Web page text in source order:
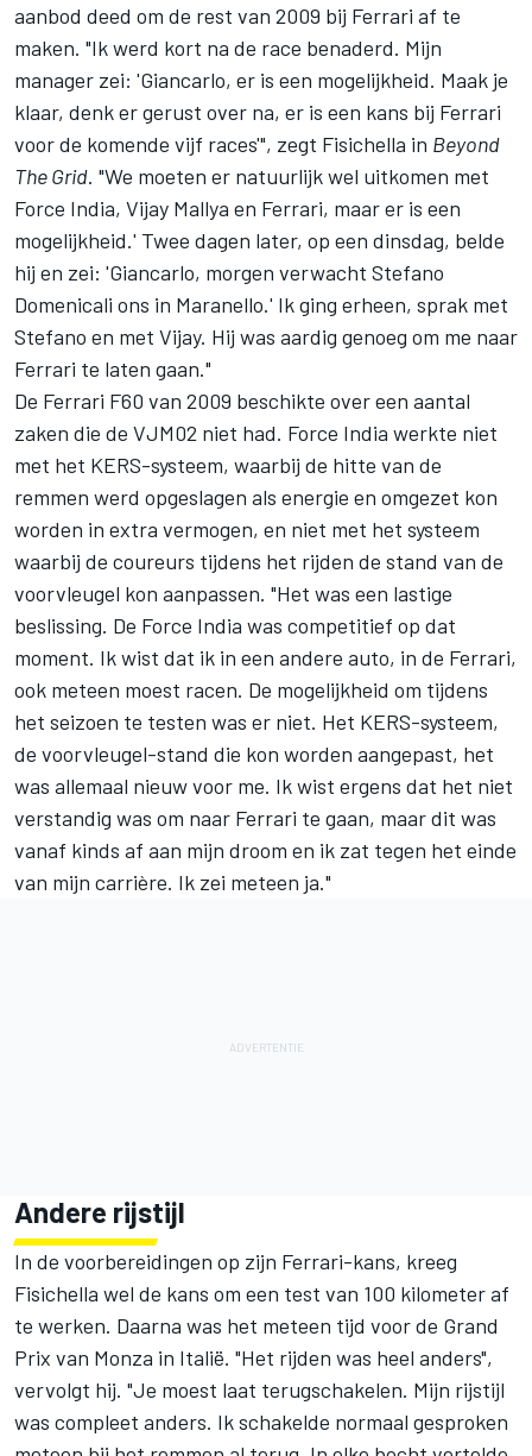
aanbod deed om de rest van 2009 bij Ferrari af te
maken. "Ik werd kort na de race benaderd. Mijn
manager zei: 'Giancarlo, er is een mogelijkheid. Maak je
klaar, denk er gerust over na, er is een kans bij Ferrari
voor de komende vijf races'", zegt Fisichella in Beyond
The Grid. "We moeten er natuurlijk wel uitkomen met
Force India, Vijay Mallya en Ferrari, maar er is een
mogelijkheid.' Twee dagen later, op een dinsdag, belde
hij en zei: 'Giancarlo, morgen verwacht Stefano
Domenicali ons in Maranello.' Ik ging erheen, sprak met
Stefano en met Vijay. Hij was aardig genoeg om me naar
Ferrari te laten gaan."
De Ferrari F60 van 2009 beschikte over een aantal
zaken die de VJM02 niet had. Force India werkte niet
met het KERS-systeem, waarbij de hitte van de
remmen werd opgeslagen als energie en omgezet kon
worden in extra vermogen, en niet met het systeem
waarbij de coureurs tijdens het rijden de stand van de
voorvleugel kon aanpassen. "Het was een lastige
beslissing. De Force India was competitief op dat
moment. Ik wist dat ik in een andere auto, in de Ferrari,
ook meteen moest racen. De mogelijkheid om tijdens
het seizoen te testen was er niet. Het KERS-systeem,
de voorvleugel-stand die kon worden aangepast, het
was allemaal nieuw voor me. Ik wist ergens dat het niet
verstandig was om naar Ferrari te gaan, maar dit was
vanaf kinds af aan mijn droom en ik zat tegen het einde
van mijn carrière. Ik zei meteen ja."
Andere rijstijl
In de voorbereidingen op zijn Ferrari-kans, kreeg
Fisichella wel de kans om een test van 100 kilometer af
te werken. Daarna was het meteen tijd voor de Grand
Prix van Monza in Italië. "Het rijden was heel anders",
vervolgt hij. "Je moest laat terugschakelen. Mijn rijstijl
was compleet anders. Ik schakelde normaal gesproken